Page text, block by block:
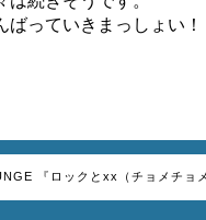
ばっていきまっしょい！
『ロックとxx（チョメチョ